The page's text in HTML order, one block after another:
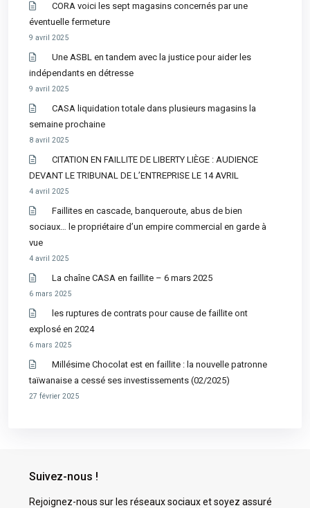
CORA voici les sept magasins concernés par une
éventuelle fermeture
9 avril 2025
Une ASBL en tandem avec la justice pour aider les
indépendants en détresse
9 avril 2025
CASA liquidation totale dans plusieurs magasins la
semaine prochaine
8 avril 2025
CITATION EN FAILLITE DE LIBERTY LIÈGE : AUDIENCE
DEVANT LE TRIBUNAL DE L’ENTREPRISE LE 14 AVRIL
4 avril 2025
Faillites en cascade, banqueroute, abus de bien
sociaux… le propriétaire d’un empire commercial en garde à
vue
4 avril 2025
La chaîne CASA en faillite – 6 mars 2025
6 mars 2025
les ruptures de contrats pour cause de faillite ont
explosé en 2024
6 mars 2025
Millésime Chocolat est en faillite : la nouvelle patronne
taïwanaise a cessé ses investissements (02/2025)
27 février 2025
Suivez-nous !
Rejoignez-nous sur les réseaux sociaux et soyez assuré